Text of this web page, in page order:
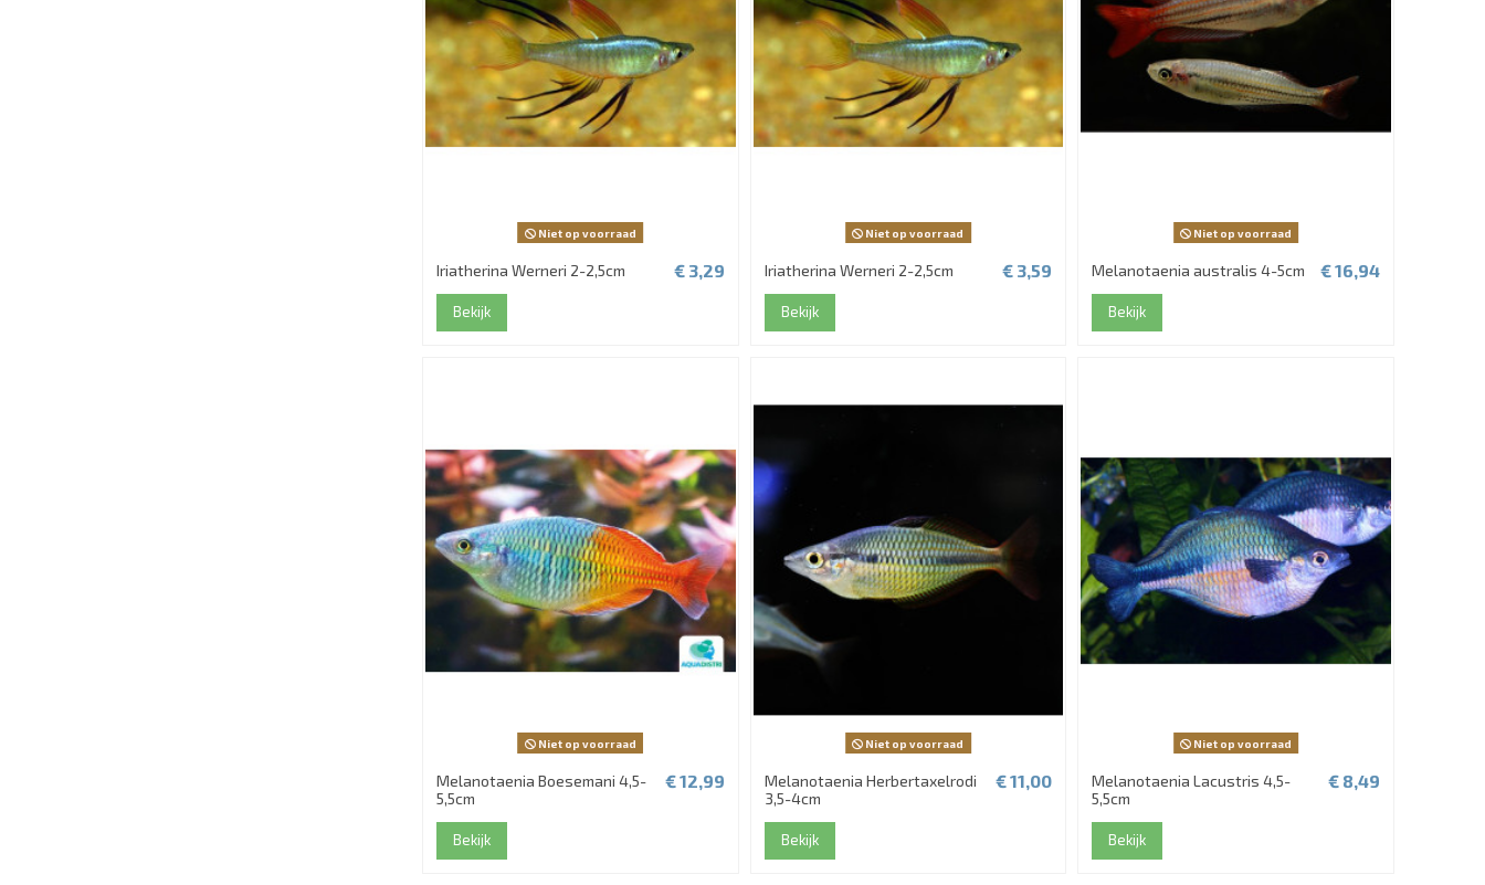
Niet op voorraad
Iriatherina Werneri 2-2,5cm € 3,29
Bekijk
Niet op voorraad
Iriatherina Werneri 2-2,5cm € 3,59
Bekijk
Niet op voorraad
Melanotaenia australis 4-5cm € 16,94
Bekijk
Niet op voorraad
Melanotaenia Boesemani 4,5-
5,5cm
€ 12,99
Bekijk
Niet op voorraad
Melanotaenia Herbertaxelrodi
3,5-4cm
€ 11,00
Bekijk
Niet op voorraad
Melanotaenia Lacustris 4,5-
5,5cm
€ 8,49
Bekijk